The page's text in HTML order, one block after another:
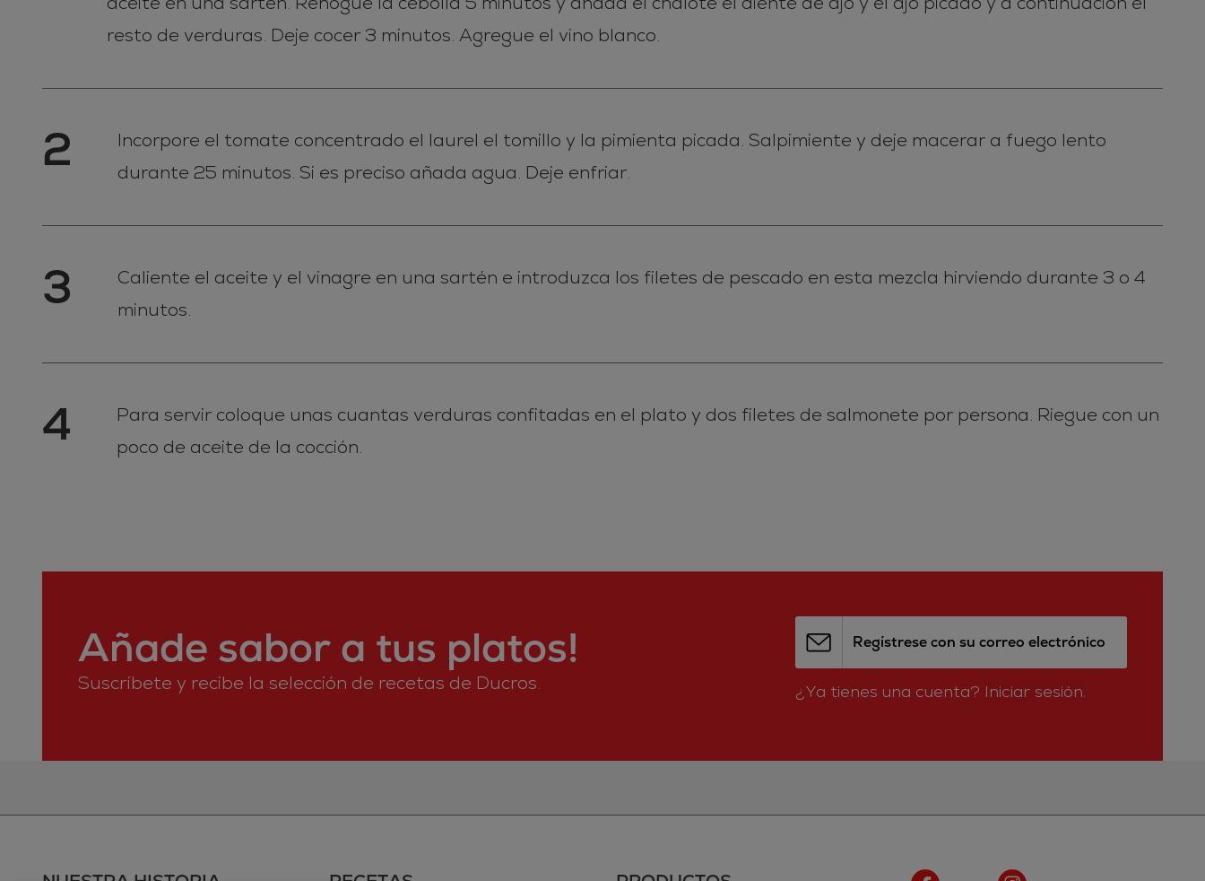
resto de verduras. Deje cocer 3 minutos. Agregue el vino blanco.
2
Incorpore el tomate concentrado el laurel el tomillo y la pimienta picada. Salpimiente y deje macerar a fuego lento
durante 25 minutos. Si es preciso añada agua. Deje enfriar.
3
Caliente el aceite y el vinagre en una sartén e introduzca los filetes de pescado en esta mezcla hirviendo durante 3 o 4
minutos.
4
Para servir coloque unas cuantas verduras confitadas en el plato y dos filetes de salmonete por persona. Riegue con un
poco de aceite de la cocción.
Añade sabor a tus platos!
Suscríbete y recibe la selección de recetas de Ducros.
Regístrese con su correo electrónico
¿Ya tienes una cuenta? Iniciar sesión.